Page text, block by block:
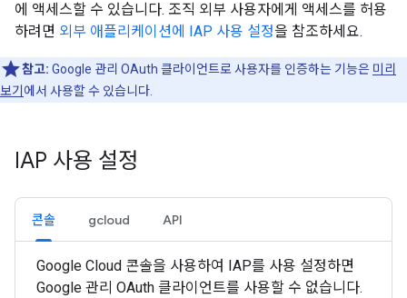
에 액세스할 수 있습니다. 조직 외부 사용자에게 액세스를 허용
하려면 외부 애플리케이션에 IAP 사용 설정을 참조하세요.
참고: Google 관리 OAuth 클라이언트로 사용자를 인증하는 기능은 미리
보기 에서 사용할 수 있습니다.
IAP 사용 설정
콘솔 gcloud API
Google Cloud 콘솔을 사용하여 IAP를 사용 설정하면
Google 관리 OAuth 클라이언트를 사용할 수 없습니다.